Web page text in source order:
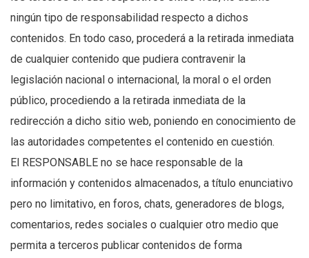
ningún tipo de responsabilidad respecto a dichos
contenidos. En todo caso, procederá a la retirada inmediata
de cualquier contenido que pudiera contravenir la
legislación nacional o internacional, la moral o el orden
público, procediendo a la retirada inmediata de la
redirección a dicho sitio web, poniendo en conocimiento de
las autoridades competentes el contenido en cuestión.
El RESPONSABLE no se hace responsable de la
información y contenidos almacenados, a título enunciativo
pero no limitativo, en foros, chats, generadores de blogs,
comentarios, redes sociales o cualquier otro medio que
permita a terceros publicar contenidos de forma